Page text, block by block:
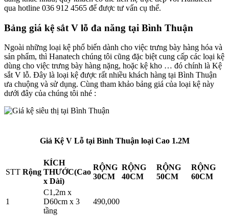
qua hotline 036 912 4565 để được tư vấn cụ thể.
Bảng giá kệ sắt V lỗ đa năng tại Bình Thuận
Ngoài những loại kệ phổ biến dành cho việc trưng bày hàng hóa và
sản phẩm, thì Hanatech chúng tôi cũng đặc biệt cung cấp các loại kệ
dùng cho việc trưng bày hàng nặng, hoặc kệ kho … đó chính là Kệ
sắt V lỗ. Đây là loại kệ được rất nhiều khách hàng tại Bình Thuận
ưa chuộng và sử dụng. Cùng tham khảo bảng giá của loại kệ này
dưới đây của chúng tôi nhé :
Giá Kệ V Lỗ tại Bình Thuận loại Cao 1.2M
STT Rộng
KÍCH
THƯỚC(Cao
x Dài)
RỘNG
30CM
RỘNG
40CM
RỘNG
50CM
RỘNG
60CM
1
C1,2m x
D60cm x 3
tầng
490,000